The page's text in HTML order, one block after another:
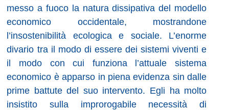
messo a fuoco la natura dissipativa del modello
economico occidentale, mostrandone
l’insostenibilità ecologica e sociale. L’enorme
divario tra il modo di essere dei sistemi viventi e
il modo con cui funziona l’attuale sistema
economico è apparso in piena evidenza sin dalle
prime battute del suo intervento. Egli ha molto
insistito sulla improrogabile necessità di